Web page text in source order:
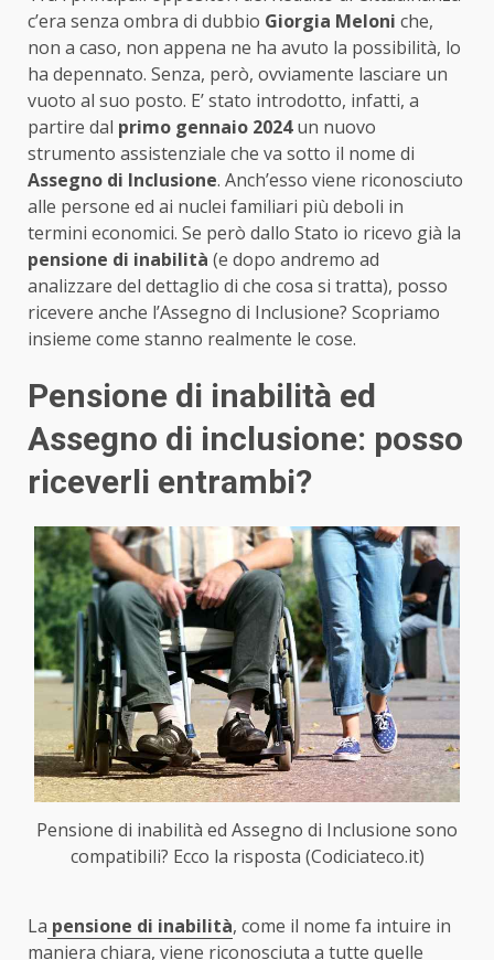
c’era senza ombra di dubbio Giorgia Meloni che,
non a caso, non appena ne ha avuto la possibilità, lo
ha depennato. Senza, però, ovviamente lasciare un
vuoto al suo posto. E’ stato introdotto, infatti, a
partire dal primo gennaio 2024un nuovo
strumento assistenziale che va sotto il nome di
Assegno di Inclusione. Anch’esso viene riconosciuto
alle persone ed ai nuclei familiari più deboli in
termini economici. Se però dallo Stato io ricevo già la
pensione di inabilità (e dopo andremo ad
analizzare del dettaglio di che cosa si tratta), posso
ricevere anche l’Assegno di Inclusione? Scopriamo
insieme come stanno realmente le cose.
Pensione di inabilità ed
Assegno di inclusione: posso
riceverli entrambi?
Pensione di inabilità ed Assegno di Inclusione sono
compatibili? Ecco la risposta (Codiciateco.it)
La pensione di inabilità, come il nome fa intuire in
maniera chiara, viene riconosciuta a tutte quelle